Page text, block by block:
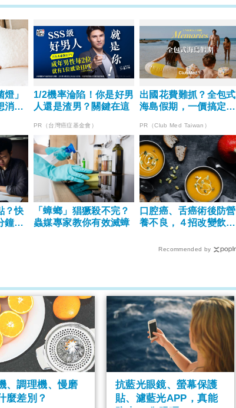
」
消除
1/2機率淪陷！你是好男
人還是渣男？關鍵在這
PR（台灣癌症基金會）
出國花費難抓？全包式
海島假期，一價搞定食
PR（Club Med Taiwan）
？快
鐘解
「蟑螂」猖獗殺不完？
蟲媒專家教你有效滅蟑
口腔癌、舌癌術後防營
養不良，４招改變飲食
Recommended by
、調理機、慢磨
麼差別？
抗藍光眼鏡、螢幕保護
貼、濾藍光APP，真能